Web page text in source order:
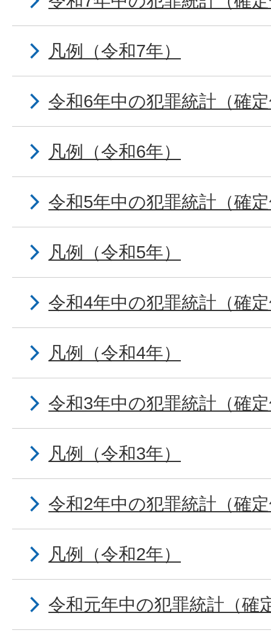
凡例（令和7年）
令和6年中の犯罪統計（確
凡例（令和6年）
令和5年中の犯罪統計（確
凡例（令和5年）
令和4年中の犯罪統計（確
凡例（令和4年）
令和3年中の犯罪統計（確
凡例（令和3年）
令和2年中の犯罪統計（確
凡例（令和2年）
令和元年中の犯罪統計（確